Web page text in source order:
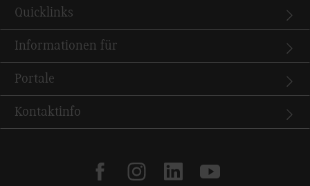
Quicklinks
Informationen für
Portale
Kontaktinfo
facebookinstagramlinkedinyoutube